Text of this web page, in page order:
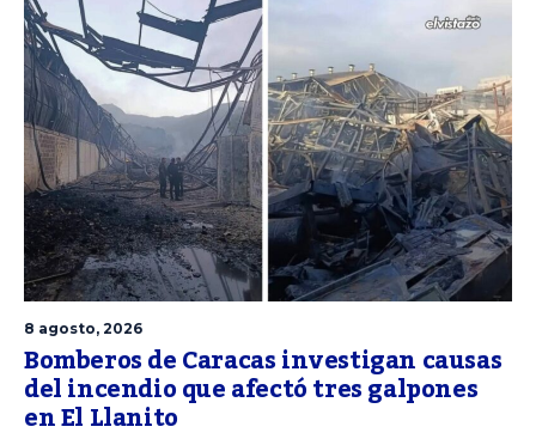
8 agosto, 2026
Bomberos de Caracas investigan causas
del incendio que afectó tres galpones
en El Llanito